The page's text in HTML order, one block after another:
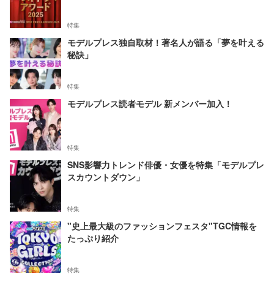
特集
モデルプレス独自取材！著名人が語る「夢を叶える
秘訣」
特集
モデルプレス読者モデル 新メンバー加入！
特集
SNS影響力トレンド俳優・女優を特集「モデルプレ
スカウントダウン」
特集
"史上最大級のファッションフェスタ"TGC情報を
たっぷり紹介
特集